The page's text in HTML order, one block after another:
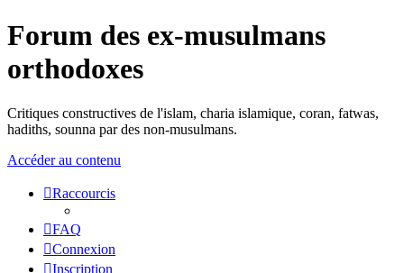
Forum des ex-musulmans
orthodoxes
Critiques constructives de l'islam, charia islamique, coran, fatwas,
hadiths, sounna par des non-musulmans.
Accéder au contenu
Raccourcis
FAQ
Connexion
Inscription